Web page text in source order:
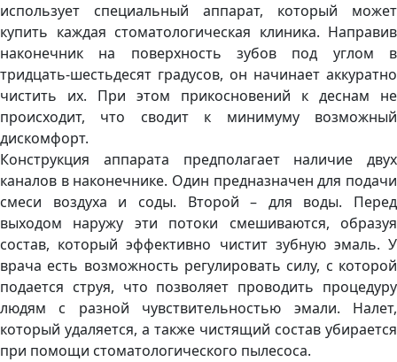
использует специальный аппарат, который может
купить каждая стоматологическая клиника. Направив
наконечник на поверхность зубов под углом в
тридцать-шестьдесят градусов, он начинает аккуратно
чистить их. При этом прикосновений к деснам не
происходит, что сводит к минимуму возможный
дискомфорт.
Конструкция аппарата предполагает наличие двух
каналов в наконечнике. Один предназначен для подачи
смеси воздуха и соды. Второй – для воды. Перед
выходом наружу эти потоки смешиваются, образуя
состав, который эффективно чистит зубную эмаль. У
врача есть возможность регулировать силу, с которой
подается струя, что позволяет проводить процедуру
людям с разной чувствительностью эмали. Налет,
который удаляется, а также чистящий состав убирается
при помощи стоматологического пылесоса.